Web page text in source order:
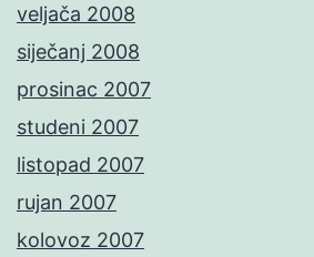
veljača 2008
siječanj 2008
prosinac 2007
studeni 2007
listopad 2007
rujan 2007
kolovoz 2007